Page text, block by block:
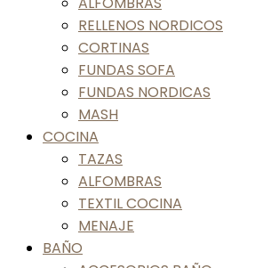
RELLENOS NORDICOS
CORTINAS
FUNDAS SOFA
FUNDAS NORDICAS
MASH
COCINA
TAZAS
ALFOMBRAS
TEXTIL COCINA
MENAJE
BAÑO